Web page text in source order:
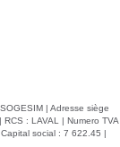
Réf
| Adresse siège
: LAVAL | Numero TVA
social : 7 622.45 |